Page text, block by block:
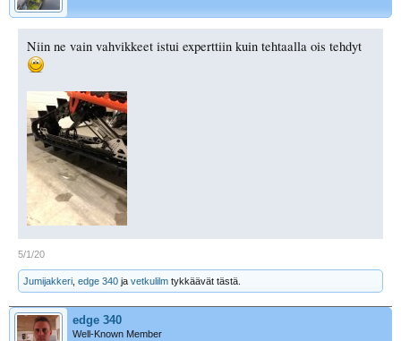
Niin ne vain vahvikkeet istui experttiin kuin tehtaalla ois tehdyt
5/1/20
Jumijakkeri edge 340 ja vetkulilm tykkäävät tästä.
edge 340
Well-Known Member